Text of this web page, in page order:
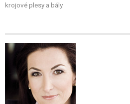
krojové plesy a bály.